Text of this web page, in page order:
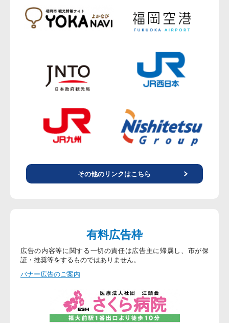
その他のリンクはこちら
有料広告枠
広告の内容等に関する一切の責任は広告主に帰属し、市が保
証・推奨等をするものではありません。
バナー広告のご案内